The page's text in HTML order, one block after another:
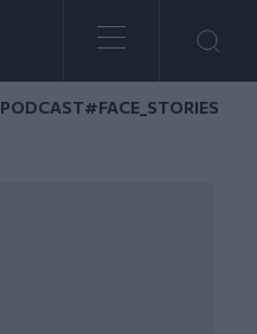
PODCAST#FACE_STORIES